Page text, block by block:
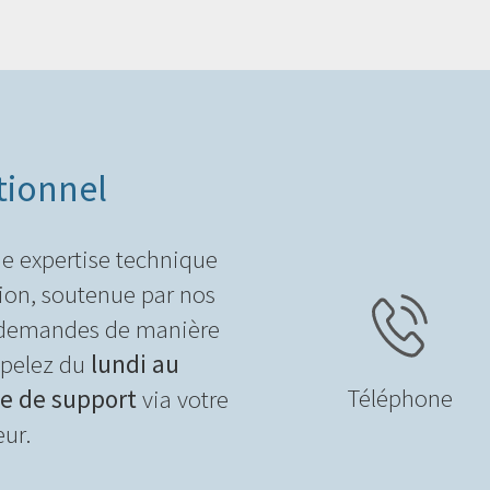
expertise technique
soutenue par nos
de manière
du lundi au
de supportvia votre
Téléphone